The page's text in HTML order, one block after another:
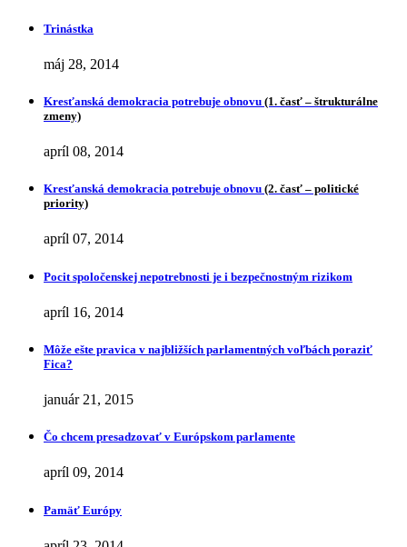
Trinástka
máj 28, 2014
Kresťanská demokracia potrebuje obnovu (1. časť – štrukturálne
zmeny)
apríl 08, 2014
Kresťanská demokracia potrebuje obnovu (2. časť – politické
priority)
apríl 07, 2014
Pocit spoločenskej nepotrebnosti je i bezpečnostným rizikom
apríl 16, 2014
Môže ešte pravica v najbližších parlamentných voľbách poraziť
Fica?
január 21, 2015
Čo chcem presadzovať v Európskom parlamente
apríl 09, 2014
Pamäť Európy